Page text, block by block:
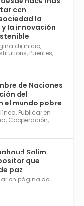
·
sevillana
en el uso de
e
y la
de
:
·
capital o
Internet de las
y Smart Cities
con
la
la innovación
de inicio,
, Puentes,
de Naciones
del
el mundo pobre
línea, Publicar en
, Cooperación,
Salim
que
paz
en página de